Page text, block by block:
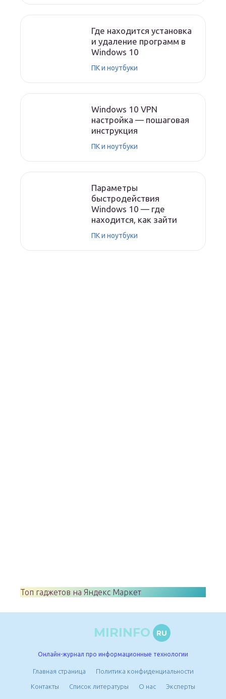
Где находится установка
и удаление программ в
Windows 10
ПК и ноутбуки
Windows 10 VPN
настройка — пошаговая
инструкция
ПК и ноутбуки
Параметры
быстродействия
Windows 10 — где
находится, как зайти
ПК и ноутбуки
Топ гаджетов на Яндекс Маркет
MIRINFO RU
Онлайн-журнал про информационные технологии
Главная страница Политика конфиденциальности
Контакты Список литературы О нас Эксперты